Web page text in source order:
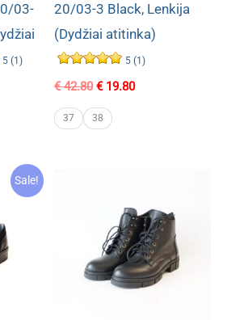
03-
5 (1)
20/03-3 Black, Lenkija
(Dydžiai atitinka)
5 (1)
€42.80 Original
was:
€ 42.80.
€19.80Current
37 38
Sale!